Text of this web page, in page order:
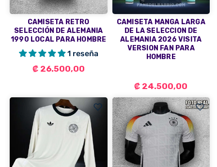
CAMISETA RETRO
SELECCIÓN DE ALEMANIA
1990 LOCAL PARA HOMBRE
1 reseña
₡ 26.500,00
CAMISETA MANGA LARGA
DE LA SELECCION DE
ALEMANIA 2026 VISITA
VERSION FAN PARA
HOMBRE
₡ 24.500,00